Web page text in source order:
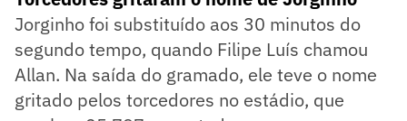
Jorginho foi substituído aos 30 minutos do
segundo tempo, quando Filipe Luís chamou
Allan. Na saída do gramado, ele teve o nome
gritado pelos torcedores no estádio, que